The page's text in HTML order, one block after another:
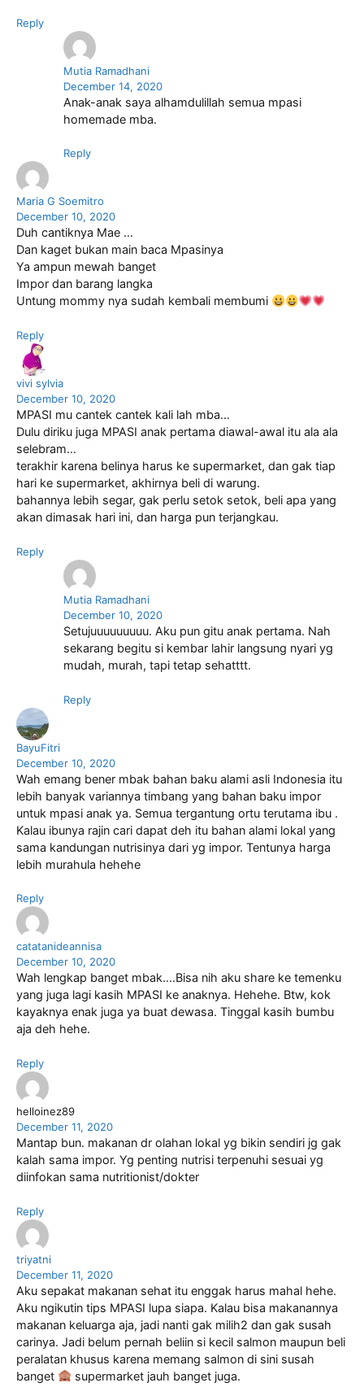
Reply
Mutia Ramadhani
December 14, 2020
Anak-anak saya alhamdulillah semua mpasi
homemade mba.
Reply
Maria G Soemitro
December 10, 2020
Duh cantiknya Mae …
Dan kaget bukan main baca Mpasinya
Ya ampun mewah banget
Impor dan barang langka
Untung mommy nya sudah kembali membumi
Reply
vivi sylvia
December 10, 2020
MPASI mu cantek cantek kali lah mba…
Dulu diriku juga MPASI anak pertama diawal-awal itu ala ala
selebram…
terakhir karena belinya harus ke supermarket, dan gak tiap
hari ke supermarket, akhirnya beli di warung.
bahannya lebih segar, gak perlu setok setok, beli apa yang
akan dimasak hari ini, dan harga pun terjangkau.
Reply
Mutia Ramadhani
December 10, 2020
Setujuuuuuuuuu. Aku pun gitu anak pertama. Nah
sekarang begitu si kembar lahir langsung nyari yg
mudah, murah, tapi tetap sehatttt.
Reply
BayuFitri
December 10, 2020
Wah emang bener mbak bahan baku alami asli Indonesia itu
lebih banyak variannya timbang yang bahan baku impor
untuk mpasi anak ya. Semua tergantung ortu terutama ibu .
Kalau ibunya rajin cari dapat deh itu bahan alami lokal yang
sama kandungan nutrisinya dari yg impor. Tentunya harga
lebih murahula hehehe
Reply
catatanideannisa
December 10, 2020
Wah lengkap banget mbak….Bisa nih aku share ke temenku
yang juga lagi kasih MPASI ke anaknya. Hehehe. Btw, kok
kayaknya enak juga ya buat dewasa. Tinggal kasih bumbu
aja deh hehe.
Reply
helloinez89
December 11, 2020
Mantap bun. makanan dr olahan lokal yg bikin sendiri jg gak
kalah sama impor. Yg penting nutrisi terpenuhi sesuai yg
diinfokan sama nutritionist/dokter
Reply
triyatni
December 11, 2020
Aku sepakat makanan sehat itu enggak harus mahal hehe.
Aku ngikutin tips MPASI lupa siapa. Kalau bisa makanannya
makanan keluarga aja, jadi nanti gak milih2 dan gak susah
carinya. Jadi belum pernah beliin si kecil salmon maupun beli
peralatan khusus karena memang salmon di sini susah
banget
supermarket jauh banget juga.